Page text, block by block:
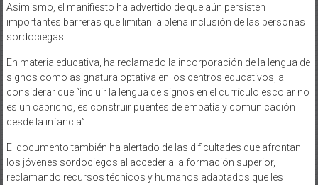
Asimismo, el manifiesto ha advertido de que aún persisten
importantes barreras que limitan la plena inclusión de las personas
sordociegas.
En materia educativa, ha reclamado la incorporación de la lengua de
signos como asignatura optativa en los centros educativos, al
considerar que “incluir la lengua de signos en el currículo escolar no
es un capricho, es construir puentes de empatía y comunicación
desde la infancia”.
El documento también ha alertado de las dificultades que afrontan
los jóvenes sordociegos al acceder a la formación superior,
reclamando recursos técnicos y humanos adaptados que les